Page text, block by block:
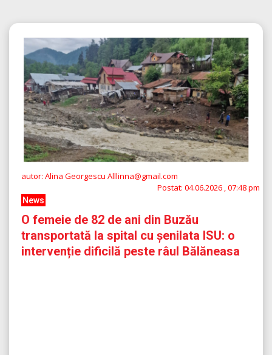
autor: Alina Georgescu Alllinna@gmail.com
Postat: 04.06.2026 , 07:48 pm
News
O femeie de 82 de ani din Buzău
transportată la spital cu șenilata ISU: o
intervenție dificilă peste râul Bălăneasa